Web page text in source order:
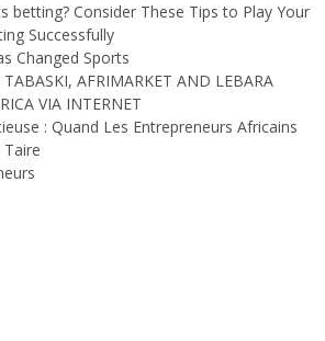
betting? Consider These Tips to Play Your
Successfully
Changed Sports
TABASKI, AFRIMARKET AND LEBARA
VIA INTERNET
: Quand Les Entrepreneurs Africains